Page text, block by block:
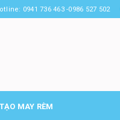
0941 736 463 -0986 527 502
MAY RÈM